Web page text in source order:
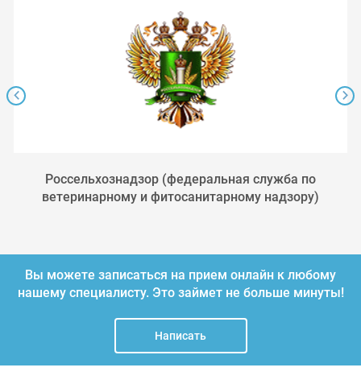
Россельхознадзор (федеральная служба по
ветеринарному и фитосанитарному надзору)
Вы можете записаться на прием онлайн к любому
нашему специалисту. Это займет не больше минуты!
Написать